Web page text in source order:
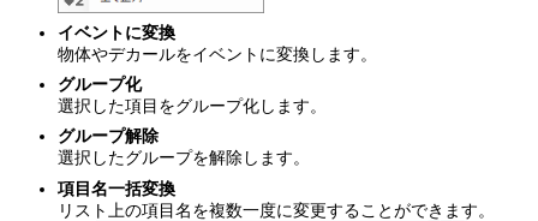
イベントに変換
物体やデカールをイベントに変換します。
グループ化
選択した項目をグループ化します。
グループ解除
選択したグループを解除します。
項目名一括変換
リスト上の項目名を複数一度に変更することができます。